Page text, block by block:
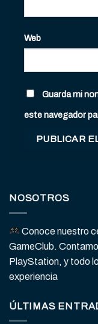
Web
Guarda mi
este navegador
NOSOTROS
Conoce nuestro
GameClub.
PlayStation, y todo
experiencia
ÚLTIMAS